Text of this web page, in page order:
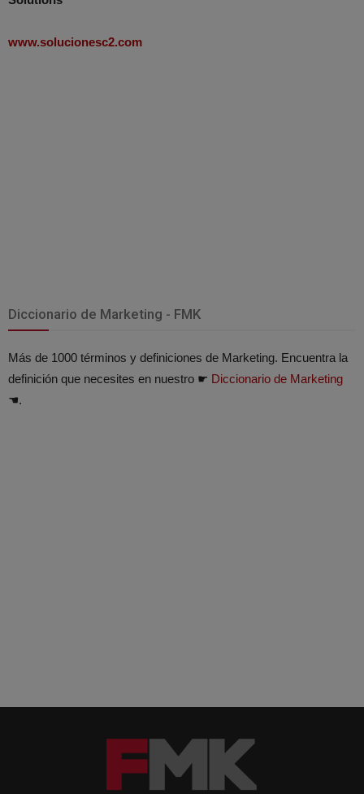
www.solucionesc2.com
Diccionario de Marketing - FMK
Más de 1000 términos y definiciones de Marketing. Encuentra la
definición que necesites en nuestro ☛ Diccionario de Marketing
☚.